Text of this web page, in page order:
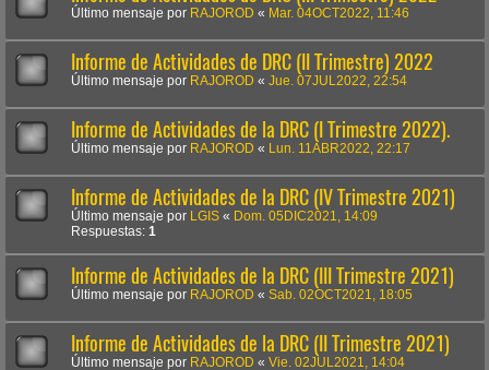
Último mensaje por RAJOROD « Mar. 04OCT2022, 11:46
Informe de Actividades de DRC (II Trimestre) 2022
Último mensaje por RAJOROD « Jue. 07JUL2022, 22:54
Informe de Actividades de la DRC (I Trimestre 2022).
Último mensaje por RAJOROD « Lun. 11ABR2022, 22:17
Informe de Actividades de la DRC (IV Trimestre 2021)
Último mensaje por LGIS « Dom. 05DIC2021, 14:09
Respuestas: 1
Informe de Actividades de la DRC (III Trimestre 2021)
Último mensaje por RAJOROD « Sab. 02OCT2021, 18:05
Informe de Actividades de la DRC (II Trimestre 2021)
Último mensaje por RAJOROD « Vie. 02JUL2021, 14:04